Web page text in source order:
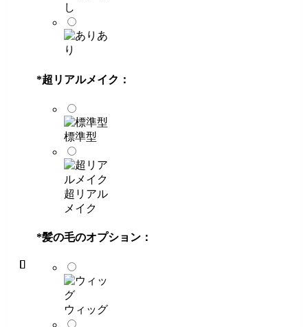
し
あ
り
*超リアルメイク：
標準型
超リアル
メイク
*髪の毛のオプション：
ウィッグ